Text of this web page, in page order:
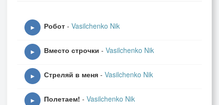
▶ Робот - Vasilchenko Nik
▶ Вместо строчки - Vasilchenko Nik
▶ Стреляй в меня - Vasilchenko Nik
▶ Полетаем! - Vasilchenko Nik